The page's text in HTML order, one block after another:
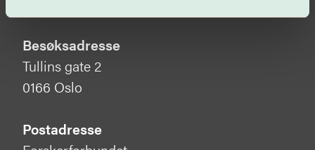
Besøksadresse
Tullins gate 2
0166 Oslo
Postadresse